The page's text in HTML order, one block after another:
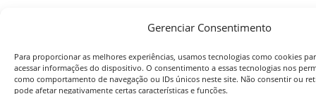
Gerenciar Consentimento
Para proporcionar as melhores experiências, usamos tecnologias como cookies
acessar informações do dispositivo. O consentimento a essas tecnologias nos
como comportamento de navegação ou IDs únicos neste site. Não consentir ou
pode afetar negativamente certas características e funções.